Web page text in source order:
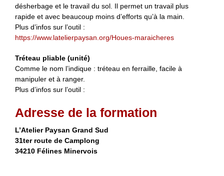
désherbage et le travail du sol. Il permet un travail plus
rapide et avec beaucoup moins d’efforts qu’à la main.
Plus d’infos sur l’outil :
https://www.latelierpaysan.org/Houes-maraicheres
Tréteau pliable (unité)
Comme le nom l’indique : tréteau en ferraille, facile à
manipuler et à ranger.
Plus d’infos sur l’outil :
Adresse de la formation
L’Atelier Paysan Grand Sud
31ter route de Camplong
34210 Félines Minervois